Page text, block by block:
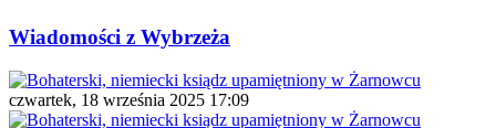
Wiadomości z Wybrzeża
czwartek, 18 września 2025 17:09